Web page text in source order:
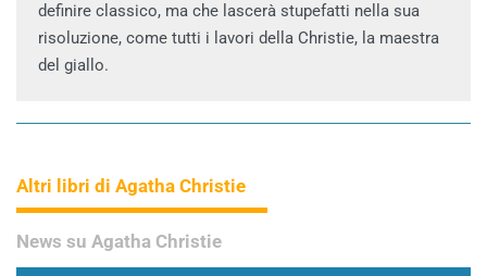
definire classico, ma che lascerà stupefatti nella sua
risoluzione, come tutti i lavori della Christie, la maestra
del giallo.
Altri libri di Agatha Christie
News su Agatha Christie